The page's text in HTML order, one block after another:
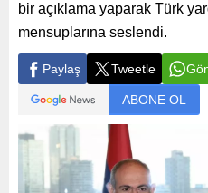
bir açıklama yaparak Türk
mensuplarına seslendi.
Paylaş Tweetle
ABONE OL